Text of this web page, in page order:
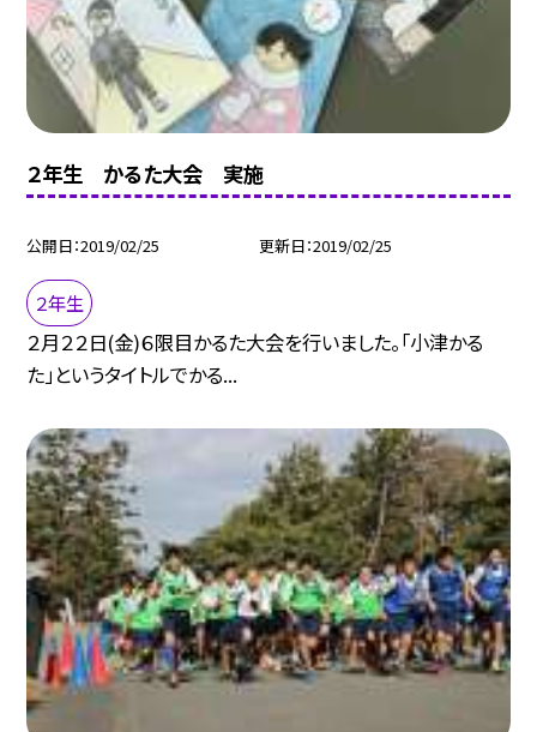
２年生 かるた大会 実施
公開日 2019/02/25 更新日 2019/02/25
２年生
２月２２日(金)６限目かるた大会を行いました。「小津かる
た」というタイトルでかる...